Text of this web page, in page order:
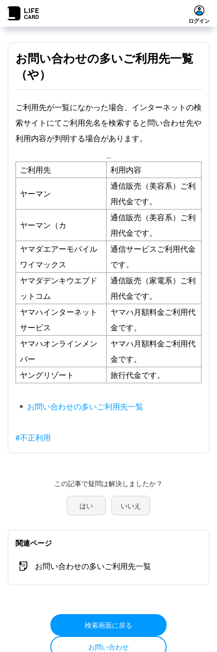
ログイン
お問い合わせの多いご利用先一覧
（や）
ご利用先が一覧になかった場合、インターネットの検
索サイトにてご利用先名を検索すると問い合わせ先や
利用内容が判明する場合があります。
ご利用先
利用内容
ヤーマン
通信販売（美容系）ご利
用代金です。
ヤーマン（カ
通信販売（美容系）ご利
用代金です。
ヤマダエアーモバイル
ワイマックス
通信サービスご利用代金
です。
ヤマダデンキウエブド
ットコム
通信販売（家電系）ご利
用代金です。
ヤマハインターネット
サービス
ヤマハ月額料金ご利用代
金です。
ヤマハオンラインメン
バー
ヤマハ月額料金ご利用代
金です。
ヤングリゾート
旅行代金です。
お問い合わせの多いご利用先一覧
#不正利用
この記事で疑問は解決しましたか？
はい いいえ
関連ページ
お問い合わせの多いご利用先一覧
検索画面に戻る
お問い合わせ